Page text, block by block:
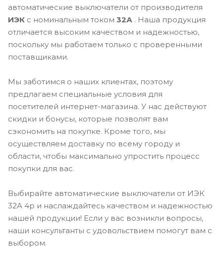
автоматические выключатели от производителя
ИЭК с номинальным током 32А . Наша продукция
отличается высоким качеством и надежностью,
поскольку мы работаем только с проверенными
поставщиками.
Мы заботимся о наших клиентах, поэтому
предлагаем специальные условия для
посетителей интернет-магазина. У нас действуют
скидки и бонусы, которые позволят вам
сэкономить на покупке. Кроме того, мы
осуществляем доставку по всему городу и
области, чтобы максимально упростить процесс
покупки для вас.
Выбирайте автоматические выключатели от ИЭК
32А 4p и наслаждайтесь качеством и надежностью
нашей продукции! Если у вас возникли вопросы,
наши консультанты с удовольствием помогут вам с
выбором.